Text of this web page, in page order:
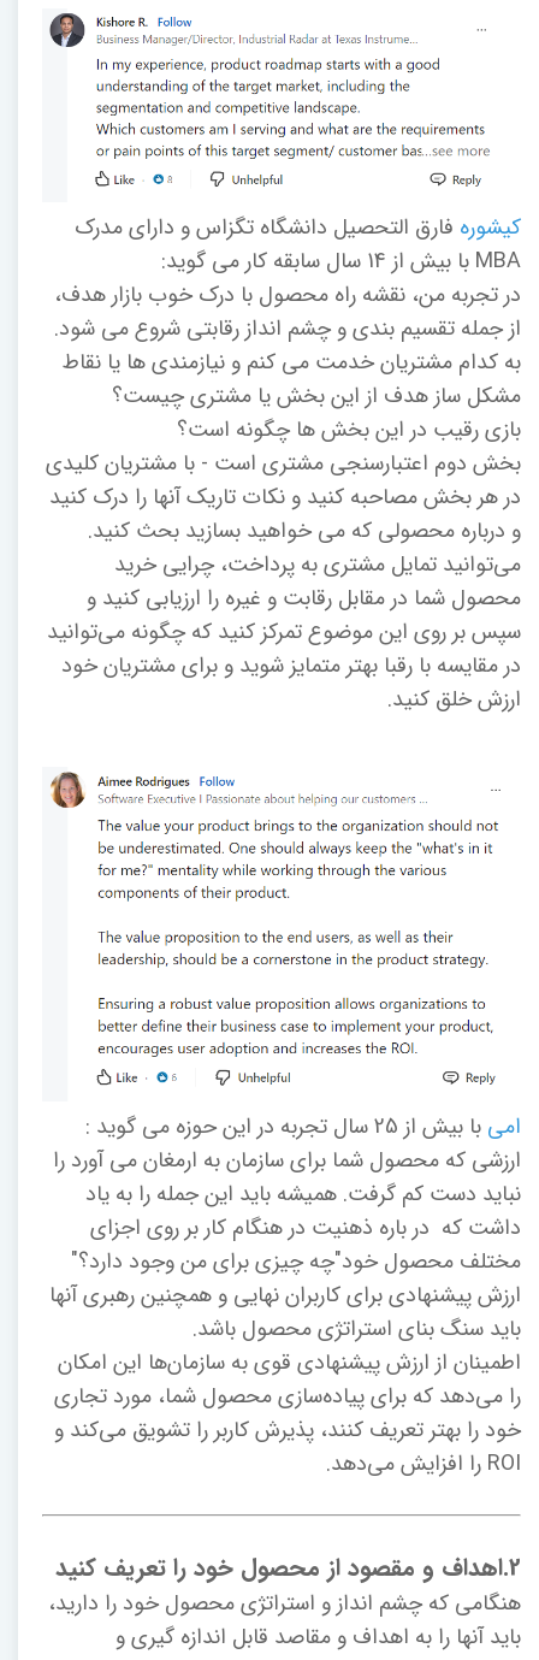
کیشوره فارق التحصیل دانشگاه تگزاس و دارای مدرک
MBA با بیش از 14 سال سابقه کار می گوید:
در تجربه من، نقشه راه محصول با درک خوب بازار هدف،
از جمله تقسیم بندی و چشم انداز رقابتی شروع می شود.
به کدام مشتریان خدمت می کنم و نیازمندی ها یا نقاط
مشکل ساز هدف از این بخش یا مشتری چیست؟
بازی رقیب در این بخش ها چگونه است؟
بخش دوم اعتبارسنجی مشتری است - با مشتریان کلیدی
در هر بخش مصاحبه کنید و نکات تاریک آنها را درک کنید
و درباره محصولی که می خواهید بسازید بحث کنید.
می‌توانید تمایل مشتری به پرداخت، چرایی خرید
محصول شما در مقابل رقابت و غیره را ارزیابی کنید و
سپس بر روی این موضوع تمرکز کنید که چگونه می‌توانید
در مقایسه با رقبا بهتر متمایز شوید و برای مشتریان خود
ارزش خلق کنید.
امی با بیش از 25 سال تجربه در این حوزه می گوید :
ارزشی که محصول شما برای سازمان به ارمغان می آورد را
نباید دست کم گرفت. همیشه باید این جمله را به یاد
داشت که در باره ذهنیت در هنگام کار بر روی اجزای
مختلف محصول خود"چه چیزی برای من وجود دارد؟"
ارزش پیشنهادی برای کاربران نهایی و همچنین رهبری آنها
باید سنگ بنای استراتژی محصول باشد.
اطمینان از ارزش پیشنهادی قوی به سازمان‌ها این امکان
را می‌دهد که برای پیاده‌سازی محصول شما، مورد تجاری
خود را بهتر تعریف کنند، پذیرش کاربر را تشویق می‌کند و
ROI را افزایش می‌دهد.
2.اهداف و مقصود از محصول خود را تعریف کنید
هنگامی که چشم انداز و استراتژی محصول خود را دارید،
باید آنها را به اهداف و مقاصد قابل اندازه گیری و